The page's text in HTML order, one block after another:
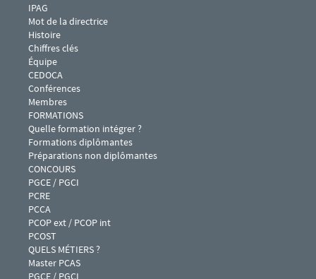
Menu footer IPAG 1
IPAG
Mot de la directrice
Histoire
Chiffres clés
Équipe
CEDOCA
Conférences
Membres
Menu footer IPAG 2
FORMATIONS
Quelle formation intégrer ?
Formations diplômantes
Préparations non diplômantes
Menu footer IPAG 3
CONCOURS
PGCE / PGCI
PCRE
PCCA
PCOP ext / PCOP int
PCOST
Menu footer IPAG 4
QUELS MÉTIERS ?
Master PCAS
PGCE / PGCI